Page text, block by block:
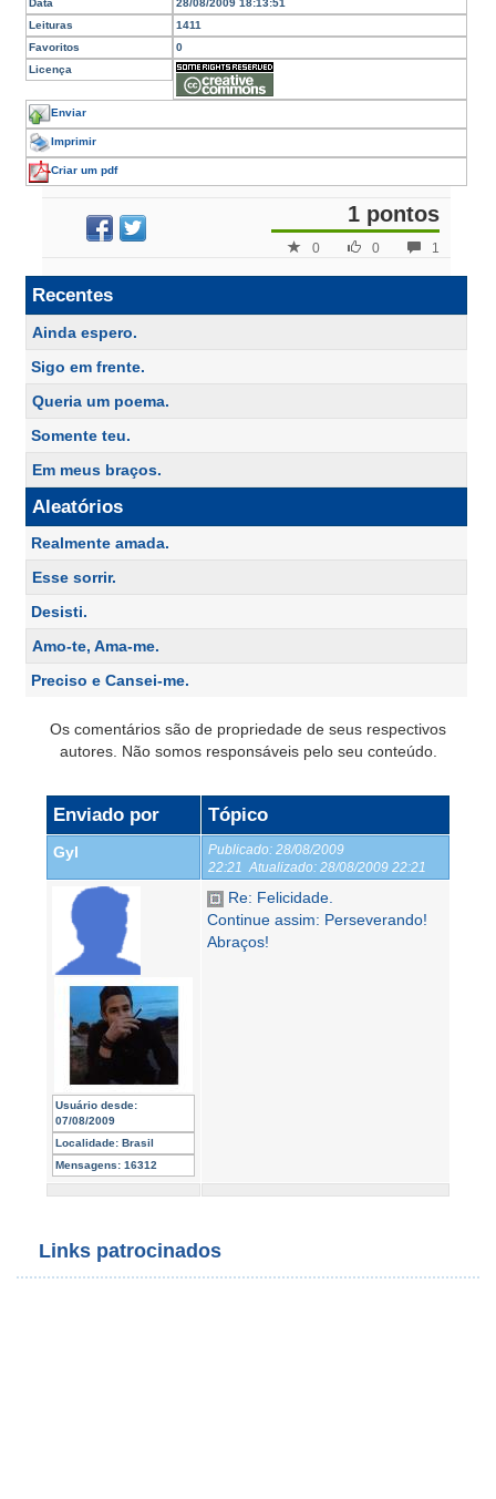
Data
28/08/2009 18:13:51
Leituras
1411
Favoritos
0
Licença
Enviar
Imprimir
Criar um pdf
1 pontos
1
0
0
Recentes
Ainda espero.
Sigo em frente.
Queria um poema.
Somente teu.
Em meus braços.
Aleatórios
Realmente amada.
Esse sorrir.
Desisti.
Amo-te, Ama-me.
Preciso e Cansei-me.
Os comentários são de propriedade de seus respectivos
autores. Não somos responsáveis pelo seu conteúdo.
Enviado por Tópico
Gyl Publicado: 28/08/2009
22:21 Atualizado: 28/08/2009 22:21
Usuário desde:
07/08/2009
Localidade: Brasil
Mensagens: 16312
Re: Felicidade.
Continue assim: Perseverando!
Abraços!
Links patrocinados